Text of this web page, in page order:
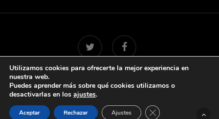
twitter facebook
© 2022. Handcrafted with love byMr. Addison
Utilizamos cookies para ofrecerte la mejor experiencia en
nuestra web.
Puedes aprender más sobre qué cookies utilizamos o
desactivarlas en los ajustes.
Aceptar Rechazar Ajustes Cerrar el banner de